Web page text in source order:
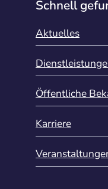
Schnell
Aktuelles
Öffentliche
Karriere